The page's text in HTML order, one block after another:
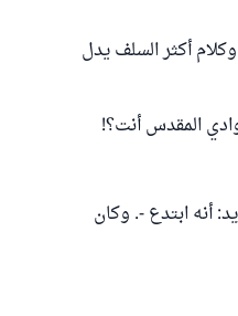
أكثر السلف يدل
المقدس أنت؟!
أنه ابتدع -. وكان